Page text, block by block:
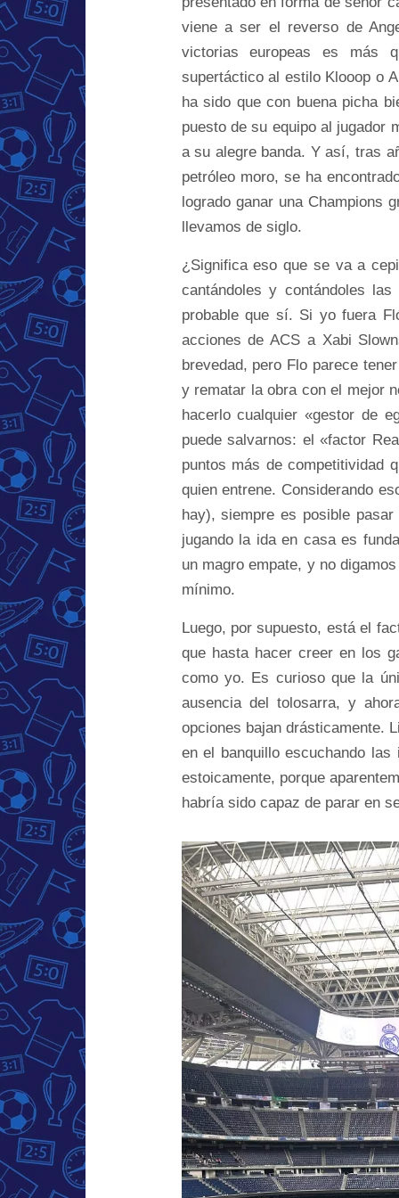
viene a ser el reverso de
victorias europeas es más
supertáctico al estilo Klooop o
ha sido que con buena picha
puesto de su equipo al jugador
a su alegre banda. Y así, tras
petróleo moro, se ha
logrado ganar una Champions
llevamos de siglo.
¿Significa eso que se va a
cantándoles y contándoles
probable que sí. Si yo fuera
acciones de ACS a Xabi
brevedad, pero Flo parece
y rematar la obra con el mejor
hacerlo cualquier «gestor de
puede salvarnos: el «factor
puntos más de competitividad
quien entrene. Considerando
hay), siempre es posible
jugando la ida en casa es
un magro empate, y no
mínimo.
Luego, por supuesto, está el
que hasta hacer creer en los
como yo. Es curioso que la
ausencia del tolosarra, y
opciones bajan drásticamente.
en el banquillo escuchando
estoicamente, porque
habría sido capaz de parar en